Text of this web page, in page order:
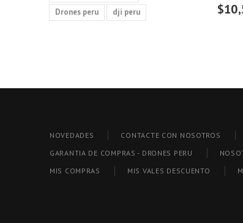
Drones peru
dji peru
NOVEDADES CONTACTE CON NOSOTROS
GARANTIA DE COMPRAS - DRONES PERU
MIS COMPRAS
MIS VALES DESCUENTO